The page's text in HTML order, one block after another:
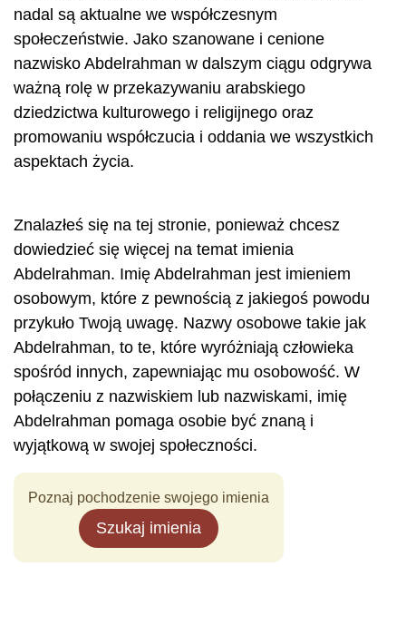
nadal są aktualne we współczesnym
społeczeństwie. Jako szanowane i cenione
nazwisko Abdelrahman w dalszym ciągu odgrywa
ważną rolę w przekazywaniu arabskiego
dziedzictwa kulturowego i religijnego oraz
promowaniu współczucia i oddania we wszystkich
aspektach życia.
Znalazłeś się na tej stronie, ponieważ chcesz
dowiedzieć się więcej na temat imienia
Abdelrahman. Imię Abdelrahman jest imieniem
osobowym, które z pewnością z jakiegoś powodu
przykuło Twoją uwagę. Nazwy osobowe takie jak
Abdelrahman, to te, które wyróżniają człowieka
spośród innych, zapewniając mu osobowość. W
połączeniu z nazwiskiem lub nazwiskami, imię
Abdelrahman pomaga osobie być znaną i
wyjątkową w swojej społeczności.
Poznaj pochodzenie swojego imienia
Szukaj imienia